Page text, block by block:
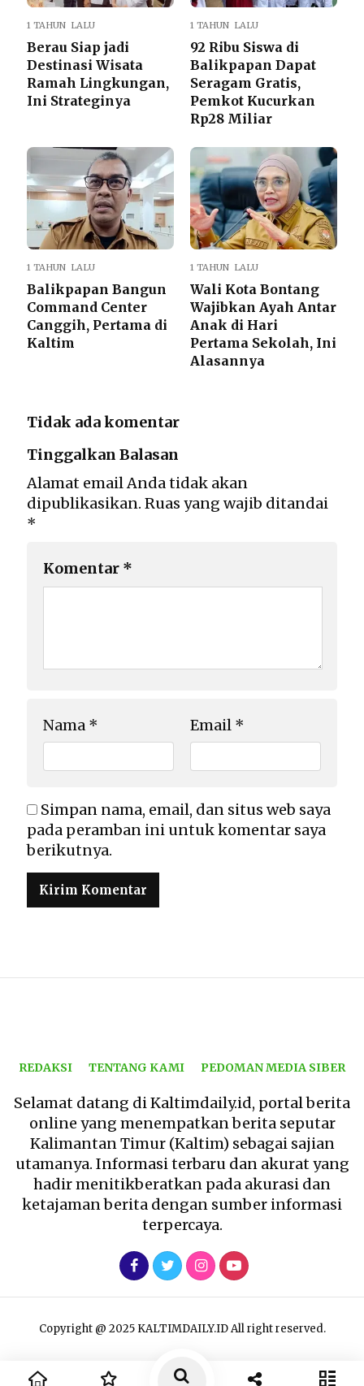
1 TAHUN LALU
Berau Siap jadi
Destinasi Wisata
Ramah Lingkungan,
Ini Strateginya
1 TAHUN LALU
92 Ribu Siswa di
Balikpapan Dapat
Seragam Gratis,
Pemkot Kucurkan
Rp28 Miliar
1 TAHUN LALU
Balikpapan Bangun
Command Center
Canggih, Pertama di
Kaltim
1 TAHUN LALU
Wali Kota Bontang
Wajibkan Ayah Antar
Anak di Hari
Pertama Sekolah, Ini
Alasannya
Tidak ada komentar
Tinggalkan Balasan
Alamat email Anda tidak akan
dipublikasikan. Ruas yang wajib ditandai
*
Komentar *
Nama * Email *
Simpan nama, email, dan situs web saya
pada peramban ini untuk komentar saya
berikutnya.
REDAKSI TENTANG KAMI PEDOMAN MEDIA SIBER
Selamat datang di Kaltimdaily.id, portal berita
online yang menempatkan berita seputar
Kalimantan Timur (Kaltim) sebagai sajian
utamanya. Informasi terbaru dan akurat yang
hadir menitikberatkan pada akurasi dan
ketajaman berita dengan sumber informasi
terpercaya.
Copyright @ 2025 KALTIMDAILY.ID All right reserved.